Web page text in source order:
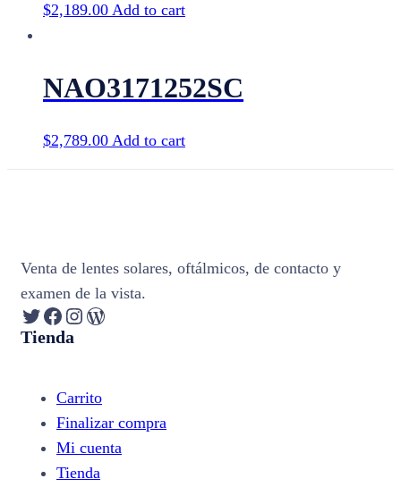
$2,189.00 Add to cart
NAO3171252SC
$2,789.00 Add to cart
Venta de lentes solares, oftálmicos, de contacto y
examen de la vista.
Twitter Facebook Instagram WordPress
Tienda
Carrito
Finalizar compra
Mi cuenta
Tienda